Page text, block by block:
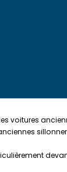
voitures